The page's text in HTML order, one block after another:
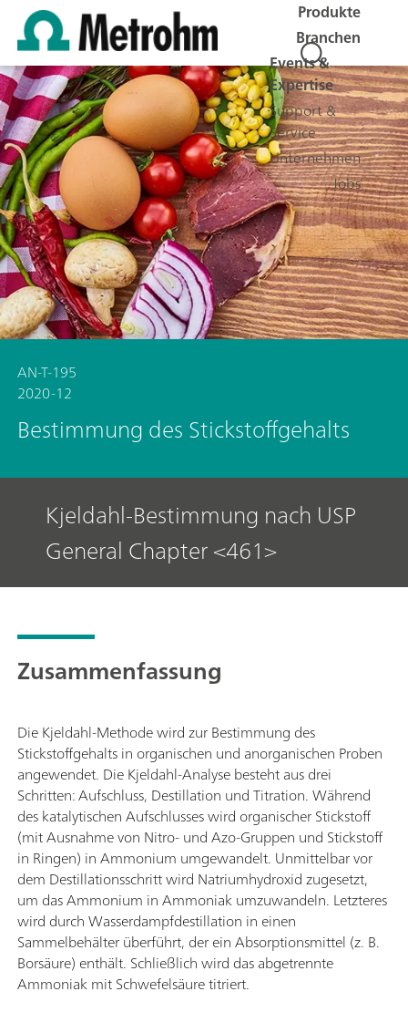
Produkte
Branchen
Events &
Expertise
Support &
Service
Unternehmen
Jobs
AN-T-195
2020-12
Bestimmung des Stickstoffgehalts
Kjeldahl-Bestimmung nach USP
General Chapter <461>
Zusammenfassung
Die Kjeldahl-Methode wird zur Bestimmung des
Stickstoffgehalts in organischen und anorganischen Proben
angewendet. Die Kjeldahl-Analyse besteht aus drei
Schritten: Aufschluss, Destillation und Titration. Während
des katalytischen Aufschlusses wird organischer Stickstoff
(mit Ausnahme von Nitro- und Azo-Gruppen und Stickstoff
in Ringen) in Ammonium umgewandelt. Unmittelbar vor
dem Destillationsschritt wird Natriumhydroxid zugesetzt,
um das Ammonium in Ammoniak umzuwandeln. Letzteres
wird durch Wasserdampfdestillation in einen
Sammelbehälter überführt, der ein Absorptionsmittel (z. B.
Borsäure) enthält. Schließlich wird das abgetrennte
Ammoniak mit Schwefelsäure titriert.